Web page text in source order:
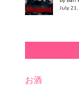
July
お酒